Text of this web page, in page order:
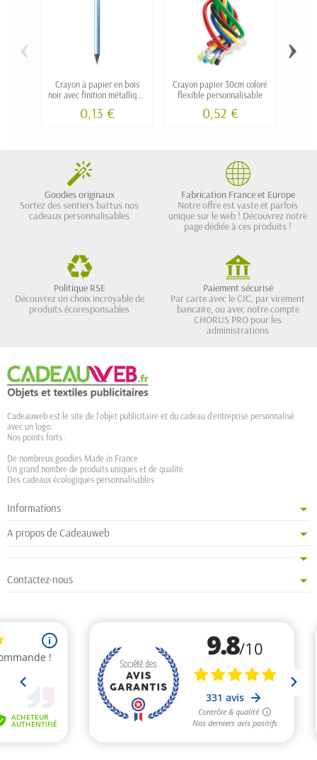
Crayon à papier en bois
noir avec finition métallique
personnalisable
0,13 €
Crayon papier 30cm coloré
flexible personnalisable
0,52 €
‹ ›
Goodies originaux
Sortez des sentiers battus nos
cadeaux personnalisables
Fabrication France et Europe
Notre offre est vaste et parfois
unique sur le web ! Découvrez notre
page dédiée à ces produits !
Politique RSE
Découvrez un choix incroyable de
produits écoresponsables
Paiement sécurisé
Par carte avec le CIC, par virement
bancaire, ou avec notre compte
CHORUS PRO pour les
administrations
Cadeauweb est le site de l'objet publicitaire et du cadeau d'entreprise personnalisé
avec un logo.
Nos points forts :
De nombreux goodies Made in France
Un grand nombre de produits uniques et de qualité
Des cadeaux écologiques personnalisables
Informations
A propos de Cadeauweb
Contactez-nous